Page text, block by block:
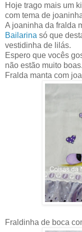
Hoje trago mais um
com tema de
A joaninha da fralda
Bailarina só que
vestidinha de lilás.
Espero que vocês
não estão muito boas.
Fralda manta com
Fraldinha de boca